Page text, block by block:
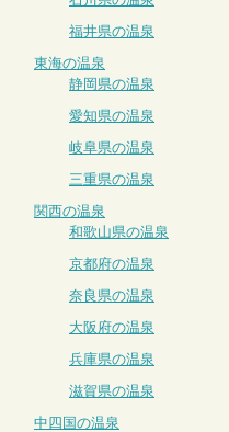
福井県の温泉
東海の温泉
静岡県の温泉
愛知県の温泉
岐阜県の温泉
三重県の温泉
関西の温泉
和歌山県の温泉
京都府の温泉
奈良県の温泉
大阪府の温泉
兵庫県の温泉
滋賀県の温泉
中四国の温泉